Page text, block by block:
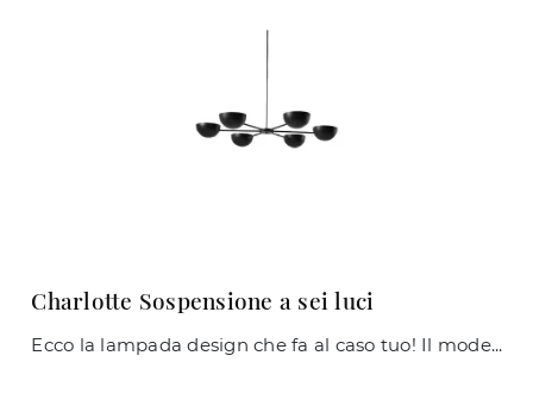
Charlotte Sospensione a sei luci
Ecco la lampada design che fa al caso tuo! Il modello Charlotte Sospensione a sei luci è una delle nostre lampade a sospensione di Midj.